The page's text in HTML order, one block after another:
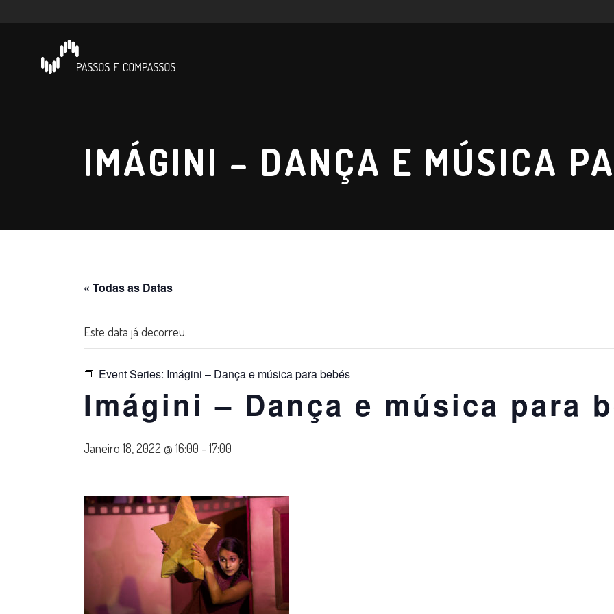
IMÁGINI – DANÇA E MÚSICA
« Todas as Datas
Este data já decorreu.
Event Series: Imágini – Dança e música para bebés
Imágini – Dança e música para
Janeiro 18, 2022 @ 16:00 -17:00